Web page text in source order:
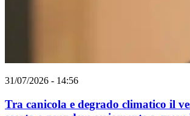
31/07/2026 - 14:56
Tra canicola e degrado climatico il